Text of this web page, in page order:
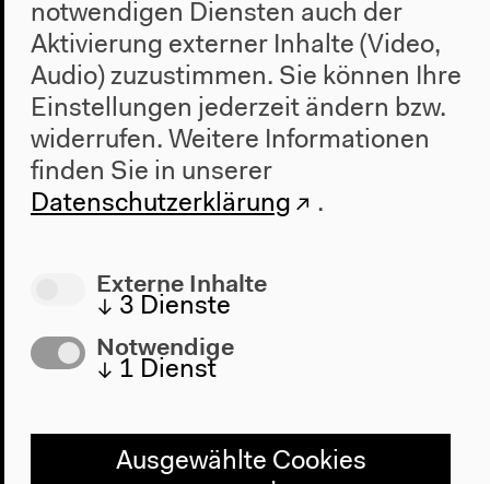
notwendigen Diensten auch der
Aktivierung externer Inhalte (Video,
Audio) zuzustimmen. Sie können Ihre
Einstellungen jederzeit ändern bzw.
widerrufen. Weitere Informationen
finden Sie in unserer
Datenschutzerklärung
.
Externe Inhalte
↓ 3 Dienste
Notwendige
↓ 1 Dienst
Ausgewählte Cookies